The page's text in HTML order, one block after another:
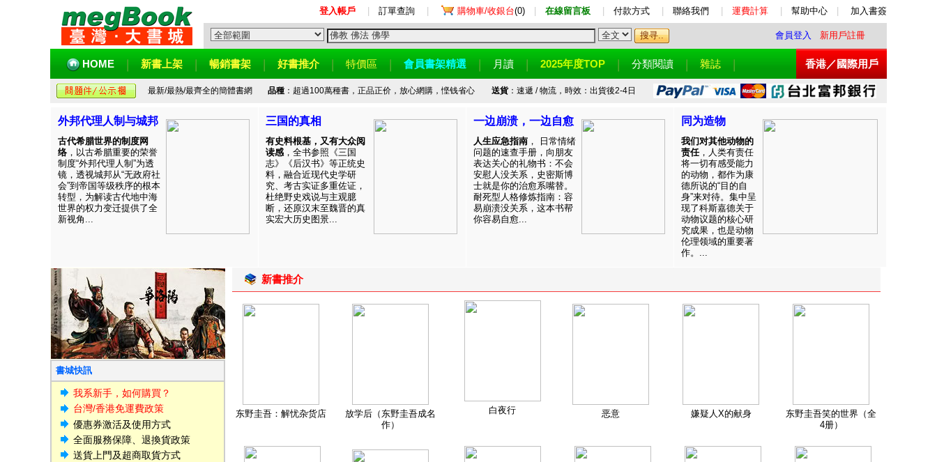
登入帳戶 訂單查詢 購物車/收銀台(0) 在線留言板 付款方式 聯絡我們 運費計算 幫助中心 加入書簽
會員登入 新用戶註冊
HOME 新書上架 暢銷書架 好書推介 特價區 會員書架精選 月讀 2025年度TOP 分類閱讀 雜誌 香港／國際用戶
最新/最熱/最齊全的簡體書網 品種：超過100萬種書，正品正价，放心網購，悭钱省心 送貨：速遞 / 物流，時效：出貨後2-4日
外邦代理人制与城邦
古代希腊世界的制度网
络 ，以古希腊重要的荣誉
制度“外邦代理人制”为透
镜，透视城邦从“无政府社
会”到帝国等级秩序的根本
转型，为解读古代地中海
世界的权力变迁提供了全
新视角...
三国的真相
有史料根基，又有大众阅
读感 ，全书参照《三国
志》《后汉书》等正统史
料，融合近现代史学研
究、考古实证多重佐证，
杜绝野史戏说与主观臆
断，还原汉末至魏晋的真
实宏大历史图景...
一边崩溃，一边自愈
人生应急指南 ， 日常情绪
问题的速查手册，向朋友
表达关心的礼物书：不会
安慰人没关系，史密斯博
士就是你的治愈系嘴替。
耐死型人格修炼指南：容
易崩溃没关系，这本书帮
你容易自愈...
同为造物
我们对其他动物的
责任，人类有责任
将一切有感受能力
的动物，都作为康
德所说的“目的自
身”来对待。集中呈
现了科斯嘉德关于
动物议题的核心研
究成果，也是动物
伦理领域的重要著
作。...
書城快訊
我系新手，如何購買？
台灣/香港免運費政策
優惠券激活及使用方式
全面服務保障、退換貨政策
送貨上門及超商取貨方式
新書推介
东野圭吾：解忧杂货店
放学后（东野圭吾成名
作）
白夜行 恶意 嫌疑人X的献身
东野圭吾笑的世界（全
4册）